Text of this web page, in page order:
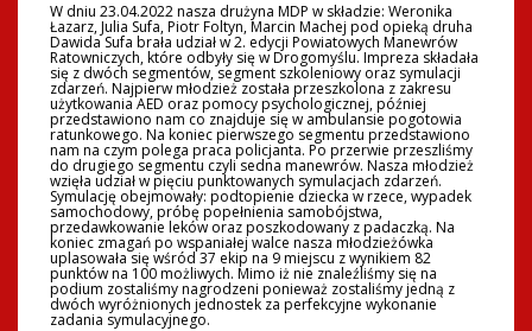
W dniu 23.04.2022 nasza drużyna MDP w składzie: Weronika
Łazarz, Julia Sufa, Piotr Foltyn, Marcin Machej pod opieką druha
Dawida Sufa brała udział w 2. edycji Powiatowych Manewrów
Ratowniczych, które odbyły się w Drogomyślu. Impreza składała
się z dwóch segmentów, segment szkoleniowy oraz symulacji
zdarzeń. Najpierw młodzież została przeszkolona z zakresu
użytkowania AED oraz pomocy psychologicznej, później
przedstawiono nam co znajduje się w ambulansie pogotowia
ratunkowego. Na koniec pierwszego segmentu przedstawiono
nam na czym polega praca policjanta. Po przerwie przeszliśmy
do drugiego segmentu czyli sedna manewrów. Nasza młodzież
wzięła udział w pięciu punktowanych symulacjach zdarzeń.
Symulację obejmowały: podtopienie dziecka w rzece, wypadek
samochodowy, próbę popełnienia samobójstwa,
przedawkowanie leków oraz poszkodowany z padaczką. Na
koniec zmagań po wspaniałej walce nasza młodzieżówka
uplasowała się wśród 37 ekip na 9 miejscu z wynikiem 82
punktów na 100 możliwych. Mimo iż nie znaleźliśmy się na
podium zostaliśmy nagrodzeni ponieważ zostaliśmy jedną z
dwóch wyróżnionych jednostek za perfekcyjne wykonanie
zadania symulacyjnego.